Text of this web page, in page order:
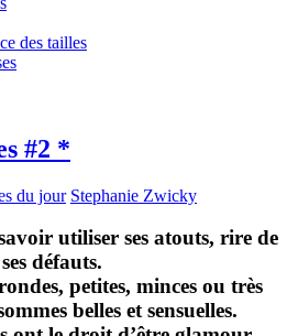
des tailles
#2 *
du jour Stephanie Zwicky
utiliser ses atouts, rire de
ses défauts.
petites, minces ou très
belles et sensuelles.